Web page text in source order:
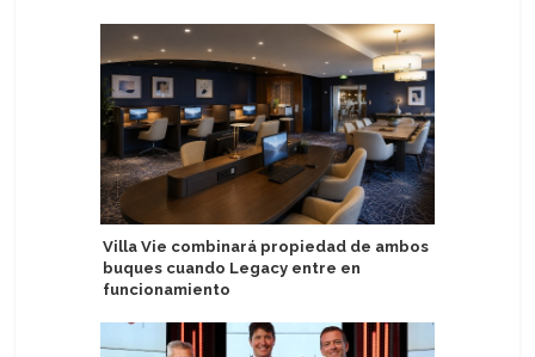
Villa Vie combinará propiedad de ambos
buques cuando Legacy entre en
funcionamiento